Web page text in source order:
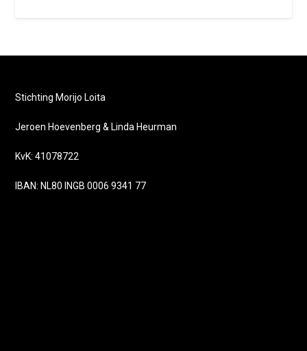
Stichting Morijo Loita
Jeroen Hoevenberg & Linda Heurman
KvK: 41078722
IBAN: NL80 INGB 0006 9341 77